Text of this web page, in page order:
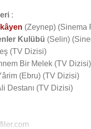
:
(Zeynep) (Sinema
Kulübü (Selin)
(TV Dizisi)
Bir Melek (TV Dizisi)
(Ebru) (TV Dizisi)
Destanı (TV Dizisi)